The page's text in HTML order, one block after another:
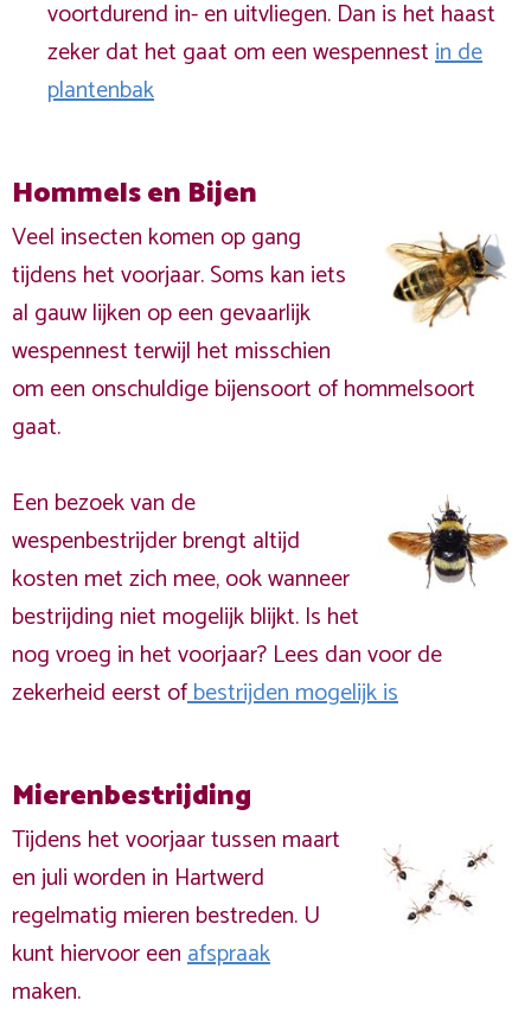
voortdurend in- en uitvliegen. Dan is het haast
zeker dat het gaat om een wespennestin de
plantenbak
Hommels en Bijen
Veel insecten komen op gang
tijdens het voorjaar. Soms kan iets
al gauw lijken op een gevaarlijk
wespennest terwijl het misschien
om een onschuldige bijensoort of hommelsoort
gaat.
Een bezoek van de
wespenbestrijder brengt altijd
kosten met zich mee, ook wanneer
bestrijding niet mogelijk blijkt. Is het
nog vroeg in het voorjaar? Lees dan voor de
zekerheid eerst ofbestrijden mogelijk is
Mierenbestrijding
Tijdens het voorjaar tussen maart
en juli worden in Hartwerd
regelmatig mieren bestreden. U
kunt hiervoor eenafspraak
maken.